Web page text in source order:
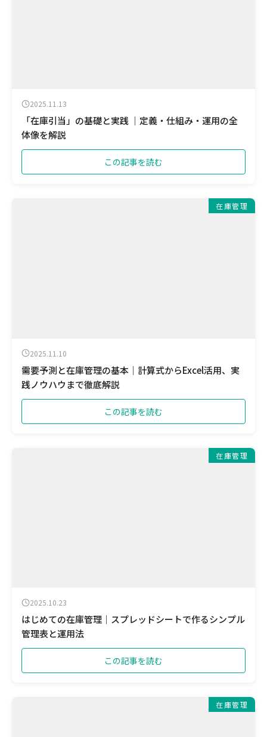
2025.11.13
「在庫引当」の基礎と実践 ｜定義・仕組み・運用の全
体像を解説
この記事を読む
在庫管理
2025.11.10
需要予測と在庫管理の基本｜計算式からExcel活用、実
践ノウハウまで徹底解説
この記事を読む
在庫管理
2025.10.23
はじめての在庫管理｜スプレッドシートで作るシンプル
管理表と運用法
この記事を読む
在庫管理